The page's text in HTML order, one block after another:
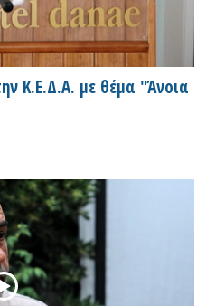
Κ.Ε.Δ.Α. με θέμα "Άνοια